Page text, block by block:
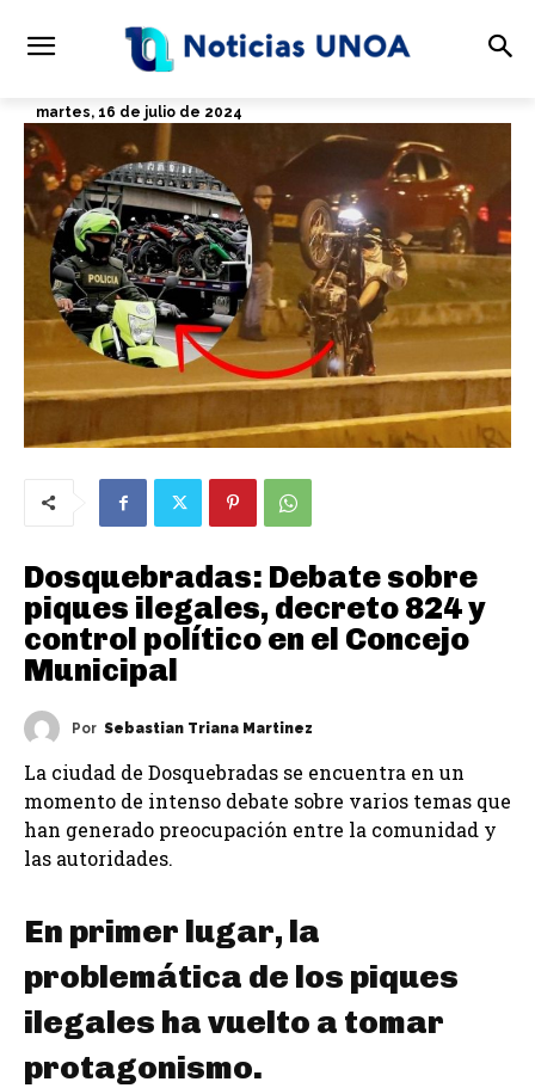
martes, 16 de julio de 2024
Dosquebradas: Debate sobre
piques ilegales, decreto 824 y
control político en el Concejo
Municipal
Por Sebastian Triana Martinez
La ciudad de Dosquebradas se encuentra en un
momento de intenso debate sobre varios temas que
han generado preocupación entre la comunidad y
las autoridades.
En primer lugar, la
problemática de los piques
ilegales ha vuelto a tomar
protagonismo.